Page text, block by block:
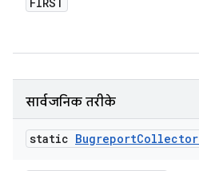
सार्वजनिक तरीके
static BugreportCollector